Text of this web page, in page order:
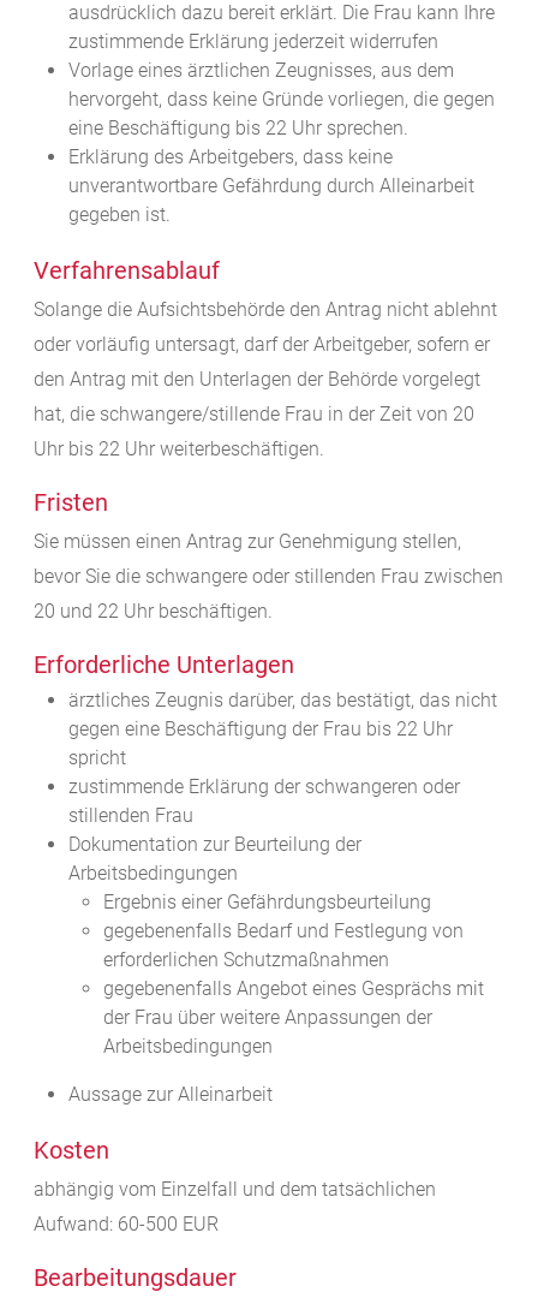
ausdrücklich dazu bereit erklärt. Die Frau kann Ihre
zustimmende Erklärung jederzeit widerrufen
Vorlage eines ärztlichen Zeugnisses, aus dem
hervorgeht, dass keine Gründe vorliegen, die gegen
eine Beschäftigung bis 22 Uhr sprechen.
Erklärung des Arbeitgebers, dass keine
unverantwortbare Gefährdung durch Alleinarbeit
gegeben ist.
Verfahrensablauf
Solange die Aufsichtsbehörde den Antrag nicht ablehnt
oder vorläufig untersagt, darf der Arbeitgeber, sofern er
den Antrag mit den Unterlagen der Behörde vorgelegt
hat, die schwangere/stillende Frau in der Zeit von 20
Uhr bis 22 Uhr weiterbeschäftigen.
Fristen
Sie müssen einen Antrag zur Genehmigung stellen,
bevor Sie die schwangere oder stillenden Frau zwischen
20 und 22 Uhr beschäftigen.
Erforderliche Unterlagen
ärztliches Zeugnis darüber, das bestätigt, das nicht
gegen eine Beschäftigung der Frau bis 22 Uhr
spricht
zustimmende Erklärung der schwangeren oder
stillenden Frau
Dokumentation zur Beurteilung der
Arbeitsbedingungen
Ergebnis einer Gefährdungsbeurteilung
gegebenenfalls Bedarf und Festlegung von
erforderlichen Schutzmaßnahmen
gegebenenfalls Angebot eines Gesprächs mit
der Frau über weitere Anpassungen der
Arbeitsbedingungen
Aussage zur Alleinarbeit
Kosten
abhängig vom Einzelfall und dem tatsächlichen
Aufwand: 60-500 EUR
Bearbeitungsdauer